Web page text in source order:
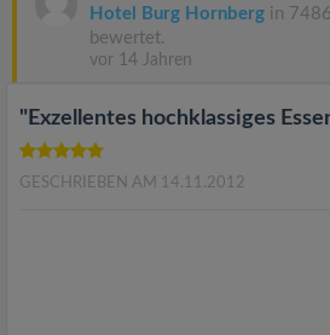
Hotel Burg Hornberg in
bewertet.
vor 14 Jahren
"Exzellentes hochklassiges
GESCHRIEBEN AM 14.11.2012
i